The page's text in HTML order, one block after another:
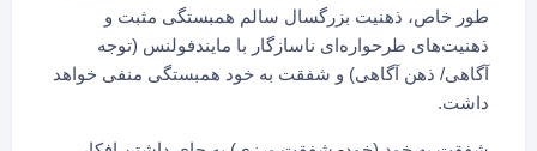
طور خاص، ذهنیت بزرگسال سالم همبستگی مثبت و
ذهنیت‌های طرحواره‌ای ناسازگار با مایندفولنس (توجه
آگاهی/ ذهن آگاهی) و شفقت به خود همبستگی منفی خواهد
داشت.